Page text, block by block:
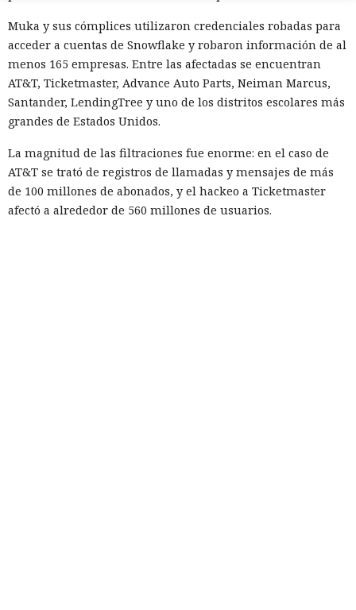
Muka y sus cómplices utilizaron credenciales robadas para
acceder a cuentas de Snowflake y robaron información de al
menos 165 empresas. Entre las afectadas se encuentran
AT&T, Ticketmaster, Advance Auto Parts, Neiman Marcus,
Santander, LendingTree y uno de los distritos escolares más
grandes de Estados Unidos.
La magnitud de las filtraciones fue enorme: en el caso de
AT&T se trató de registros de llamadas y mensajes de más
de 100 millones de abonados, y el hackeo a Ticketmaster
afectó a alrededor de 560 millones de usuarios.